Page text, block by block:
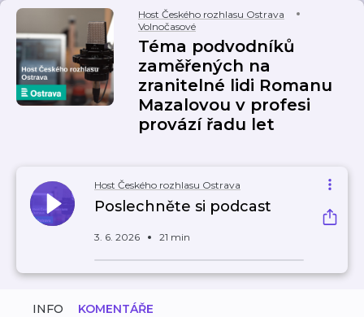
Host Českého rozhlasu Ostrava
Volnočasové
Téma podvodníků
zaměřených na
zranitelné lidi Romanu
Mazalovou v profesi
provází řadu let
Host Českého rozhlasu Ostrava
Poslechněte si podcast
3. 6. 2026 21 min
INFO KOMENTÁŘE